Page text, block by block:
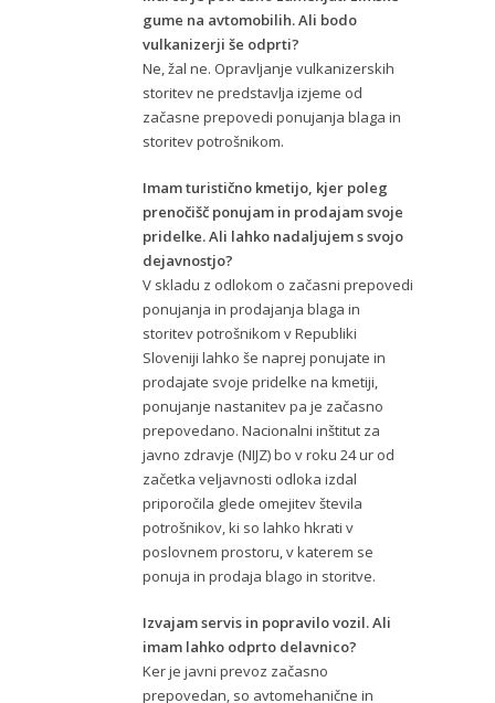
gume na avtomobilih. Ali bodo
vulkanizerji še odprti?
Ne, žal ne. Opravljanje vulkanizerskih
storitev ne predstavlja izjeme od
začasne prepovedi ponujanja blaga in
storitev potrošnikom.
Imam turistično kmetijo, kjer poleg
prenočišč ponujam in prodajam svoje
pridelke. Ali lahko nadaljujem s svojo
dejavnostjo?
V skladu z odlokom o začasni prepovedi
ponujanja in prodajanja blaga in
storitev potrošnikom v Republiki
Sloveniji lahko še naprej ponujate in
prodajate svoje pridelke na kmetiji,
ponujanje nastanitev pa je začasno
prepovedano. Nacionalni inštitut za
javno zdravje (NIJZ) bo v roku 24 ur od
začetka veljavnosti odloka izdal
priporočila glede omejitev števila
potrošnikov, ki so lahko hkrati v
poslovnem prostoru, v katerem se
ponuja in prodaja blago in storitve.
Izvajam servis in popravilo vozil. Ali
imam lahko odprto delavnico?
Ker je javni prevoz začasno
prepovedan, so avtomehanične in